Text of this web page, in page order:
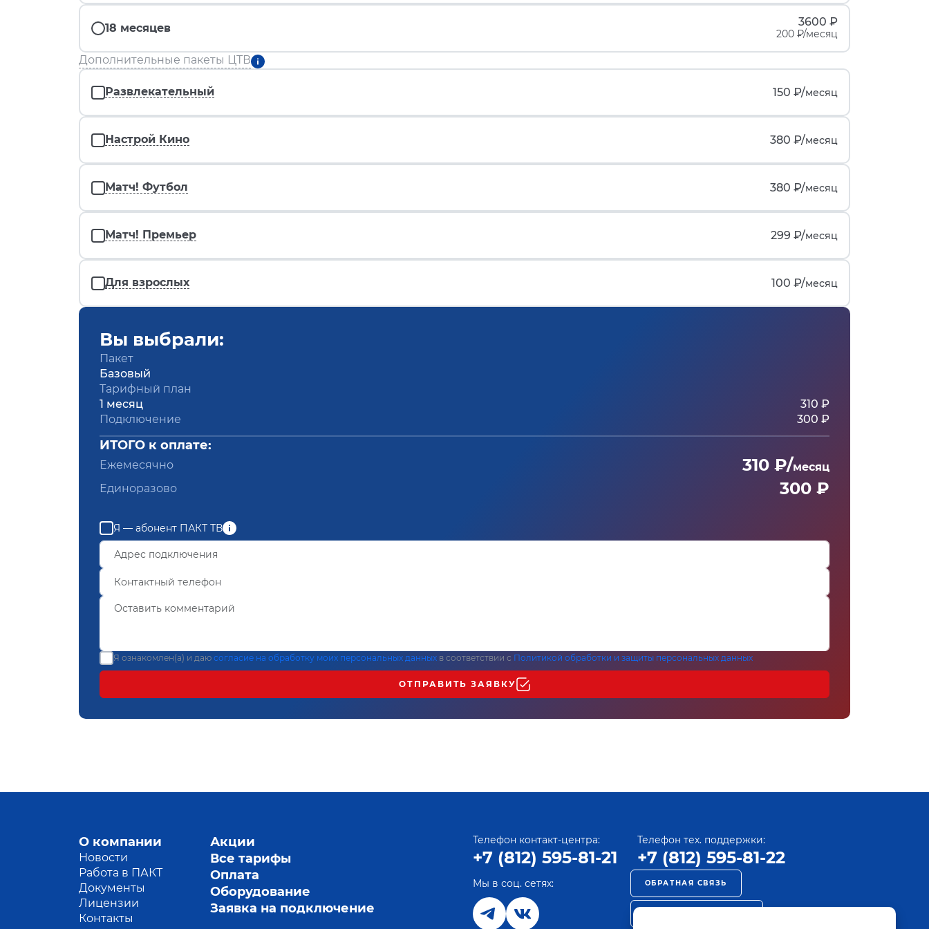
18 месяцев 3600 ₽
200 ₽/месяц
Дополнительные пакеты ЦТВ
Развлекательный 150 ₽/месяц
Настрой Кино 380 ₽/месяц
Матч! Футбол 380 ₽/месяц
Матч! Премьер 299 ₽/месяц
Для взрослых 100 ₽/месяц
Вы выбрали:
Пакет
Базовый
Тарифный план
1 месяц
310 ₽
Подключение
300 ₽
ИТОГО к оплате:
Ежемесячно 310 ₽/месяц
Единоразово
300 ₽
Я — абонент ПАКТ ТВ
Я ознакомлен(а) и даю согласие на обработку моих персональных данных в соответствии с Политикой обработки и защиты персональных данных
ОТПРАВИТЬ ЗАЯВКУ
О компании
Новости
Работа в ПАКТ
Документы
Лицензии
Контакты
Акции
Все тарифы
Оплата
Оборудование
Заявка на подключение
Телефон контакт-центра:
+7 (812) 595-81-21
Телефон тех. поддержки:
+7 (812) 595-81-22
Мы в соц. сетях: ОБРАТНАЯ СВЯЗЬ